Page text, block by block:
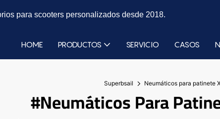
para scooters personalizados desde 2018.
HOME PRODUCTOS SERVICIO CASOS
Superbsail Neumáticos para patinete
#Neumáticos Para